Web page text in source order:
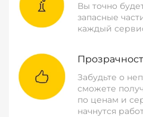
Вы точно
запасные
каждый
Забудьте о
сможете
по ценам и
начнутся